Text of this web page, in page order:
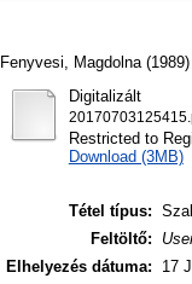
Fenyvesi, Magdolna (1989)
Digitalizált
Restricted to
Download (3MB)
Tétel típus:
Feltöltő:
Elhelyezés dátuma:
17